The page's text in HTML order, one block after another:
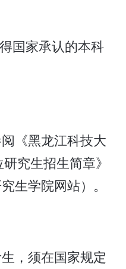
国家承认的本科
《黑龙江科技大
究生招生简章》
生学院网站）。
，须在国家规定